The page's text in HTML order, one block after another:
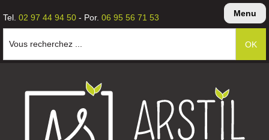
Tel. 02 97 44 94 50 - Por. 06 95 56 71 53
Vous recherchez ...
Menu